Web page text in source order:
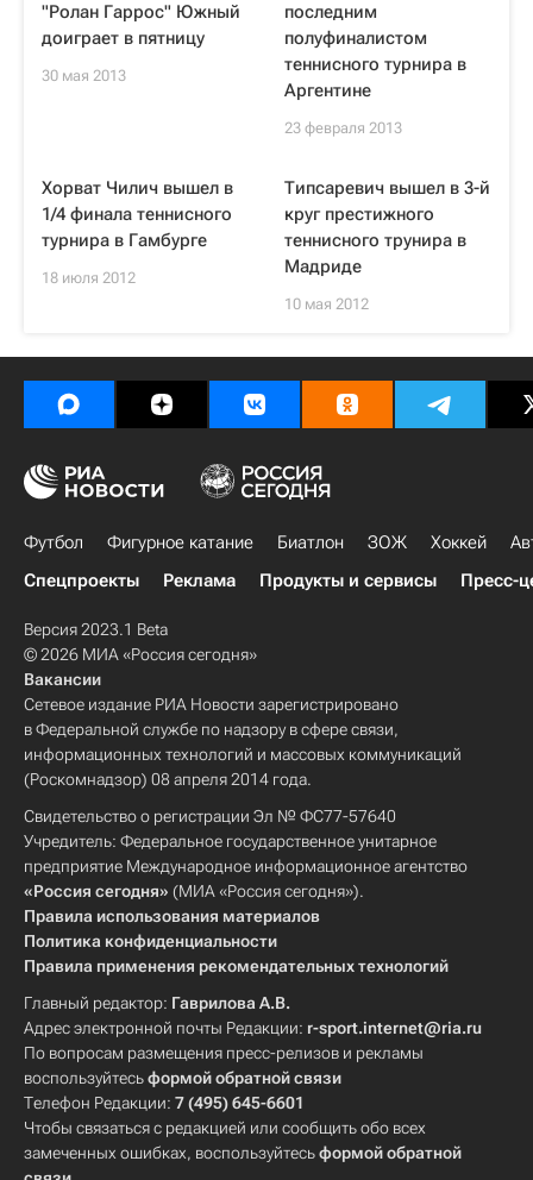
"Ролан Гаррос" Южный
доиграет в пятницу
30 мая 2013
последним
полуфиналистом
теннисного турнира в
Аргентине
23 февраля 2013
Хорват Чилич вышел в
1/4 финала теннисного
турнира в Гамбурге
18 июля 2012
Типсаревич вышел в 3-й
круг престижного
теннисного трунира в
Мадриде
10 мая 2012
Футбол Фигурное катание Биатлон ЗОЖ Хоккей
Спецпроекты
Реклама Продукты и сервисы Пресс-
Версия 2023.1 Beta
© 2026 МИА «Россия сегодня»
Вакансии
Сетевое издание РИА Новости зарегистрировано
в Федеральной службе по надзору в сфере связи,
информационных технологий и массовых коммуникаций
(Роскомнадзор) 08 апреля 2014 года.
Свидетельство о регистрации Эл № ФС77-57640
Учредитель: Федеральное государственное унитарное
предприятие Международное информационное агентство
«Россия сегодня» (МИА «Россия сегодня»).
Правила использования материалов
Политика конфиденциальности
Правила применения рекомендательных технологий
Главный редактор: Гаврилова А.В.
Адрес электронной почты Редакции: r-sport.internet@ria.ru
По вопросам размещения пресс-релизов и рекламы
воспользуйтесьформой обратной связи
Телефон Редакции: 7 (495) 645-6601
Чтобы связаться с редакцией или сообщить обо всех
замеченных ошибках, воспользуйтесьформой обратной